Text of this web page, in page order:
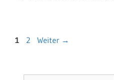
Seite
1 Seite
2 Weiter →